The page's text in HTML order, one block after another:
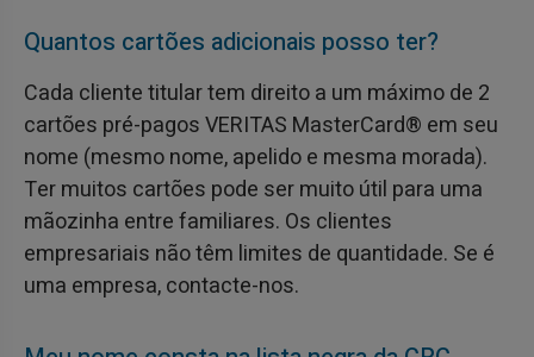
Quantos cartões adicionais posso ter?
Cada cliente titular tem direito a um máximo de 2
cartões pré-pagos VERITAS MasterCard® em seu
nome (mesmo nome, apelido e mesma morada).
Ter muitos cartões pode ser muito útil para uma
mãozinha entre familiares. Os clientes
empresariais não têm limites de quantidade. Se é
uma empresa, contacte-nos.